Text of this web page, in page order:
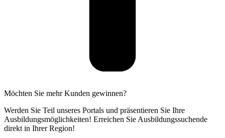
Möchten Sie mehr Kunden gewinnen?
Werden Sie Teil unseres Portals und präsentieren Sie Ihre
Ausbildungsmöglichkeiten! Erreichen Sie Ausbildungssuchende
direkt in Ihrer Region!